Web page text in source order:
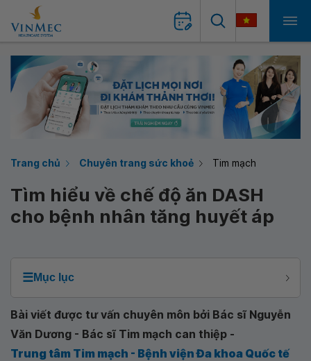
Trang chủ Chuyên trang sức khoẻ Tim mạch
Tìm hiểu về chế độ ăn DASH
cho bệnh nhân tăng huyết áp
☰Mục lục
Bài viết được tư vấn chuyên môn bởi Bác sĩ Nguyễn
Văn Dương - Bác sĩ Tim mạch can thiệp -
Trung tâm Tim mạch - Bệnh viện Đa khoa Quốc tế